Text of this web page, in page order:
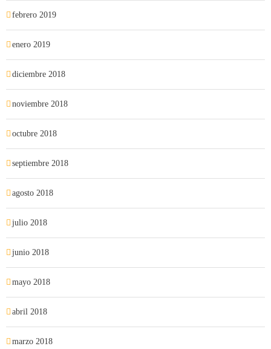
febrero 2019
enero 2019
diciembre 2018
noviembre 2018
octubre 2018
septiembre 2018
agosto 2018
julio 2018
junio 2018
mayo 2018
abril 2018
marzo 2018